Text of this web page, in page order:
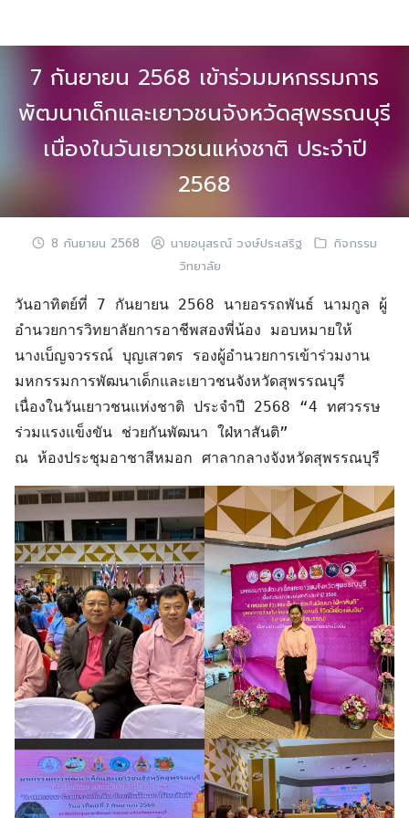
Search
7 กันยายน 2568 เข้าร่วมมหกรรมการ
พัฒนาเด็กและเยาวชนจังหวัดสุพรรณบุรี
เนื่องในวันเยาวชนแห่งชาติ ประจำปี
2568
8 กันยายน 2568 นายอนุสรณ์ วงษ์ประเสริฐ
กิจกรรม
วิทยาลัย
วันอาทิตย์ที่ 7 กันยายน 2568 นายอรรถพันธ์ นามกูล ผู้
อำนวยการวิทยาลัยการอาชีพสองพี่น้อง มอบหมายให้
นางเบ็ญจวรรณ์ บุญเสวตร รองผู้อำนวยการเข้าร่วมงาน
มหกรรมการพัฒนาเด็กและเยาวชนจังหวัดสุพรรณบุรี
เนื่องในวันเยาวชนแห่งชาติ ประจำปี 2568 “4 ทศวรรษ
ร่วมแรงแข็งขัน ช่วยกันพัฒนา ใฝ่หาสันติ”
ณ ห้องประชุมอาชาสีหมอก ศาลากลางจังหวัดสุพรรณบุรี